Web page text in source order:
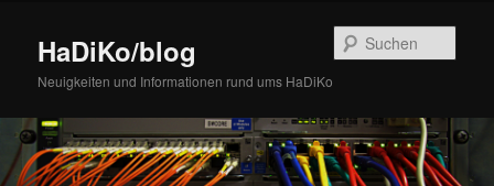
wechselnHaDiKo/blog
Neuigkeiten und Informationen rund ums HaDiKo